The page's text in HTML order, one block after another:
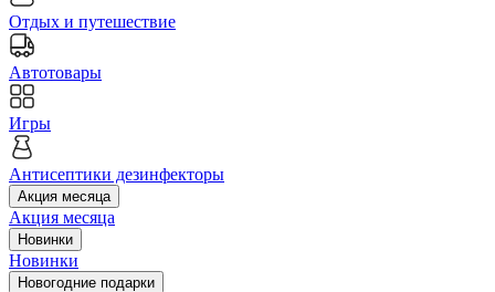
Отдых и путешествие
Автотовары
Игры
Антисептики дезинфекторы
Акция месяца
Акция месяца
Новинки
Новинки
Новогодние подарки